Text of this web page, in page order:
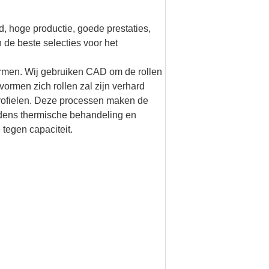
hoge productie, goede prestaties,
beste selecties voor het
Wij gebruiken CAD om de rollen
zich rollen zal zijn verhard
Deze processen maken de
thermische behandeling en
capaciteit.